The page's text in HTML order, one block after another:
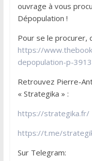
ouvrage à vous
Dépopulation !
Pour se le procurer,
https://
depopulation-p-
Retrouvez Pierre-
« Strategika » :
https://strategika.fr/
https://t.me/
Sur Telegram: